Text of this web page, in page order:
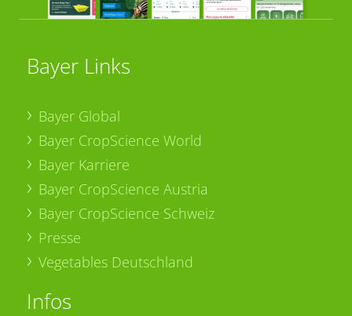
Bayer Links
Bayer Global
Bayer CropScience World
Bayer Karriere
Bayer CropScience Austria
Bayer CropScience Schweiz
Presse
Vegetables Deutschland
Infos